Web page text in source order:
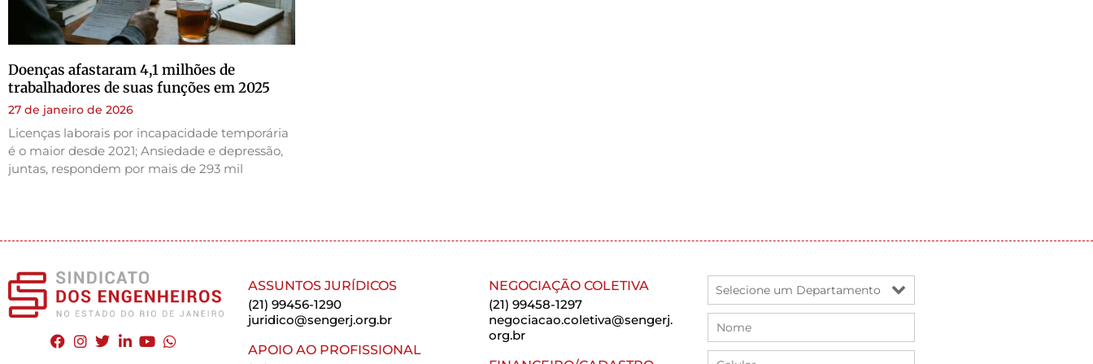
Doenças afastaram 4,1 milhões de
trabalhadores de suas funções em 2025
27 de janeiro de 2026
Licenças laborais por incapacidade temporária
é o maior desde 2021; Ansiedade e depressão,
juntas, respondem por mais de 293 mil
ASSUNTOS JURÍDICOS
(21) 99456-1290
juridico@sengerj.org.br
APOIO AO PROFISSIONAL
NEGOCIAÇÃO COLETIVA
(21) 99458-1297
negociacao.coletiva@sengerj.
org.br